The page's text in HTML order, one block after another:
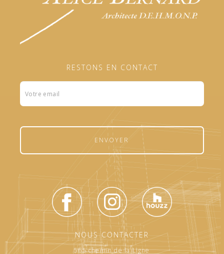
RESTONS EN CONTACT
Formulaire
footer
ENVOYER
NOUS CONTACTER
565 chemin de la Ligne